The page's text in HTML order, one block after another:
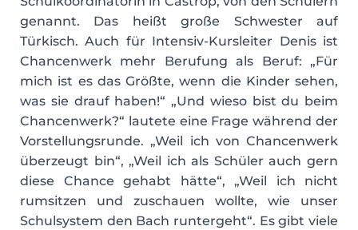
genannt. Das heißt große Schwester auf
Türkisch. Auch für Intensiv-Kursleiter Denis ist
Chancenwerk mehr Berufung als Beruf: „Für
mich ist es das Größte, wenn die Kinder sehen,
was sie drauf haben!“ „Und wieso bist du beim
Chancenwerk?“ lautete eine Frage während der
Vorstellungsrunde. „Weil ich von Chancenwerk
überzeugt bin“, „Weil ich als Schüler auch gern
diese Chance gehabt hätte“, „Weil ich nicht
rumsitzen und zuschauen wollte, wie unser
Schulsystem den Bach runtergeht“. Es gibt viele